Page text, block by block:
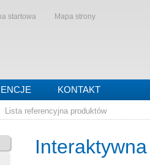
startowa Mapa strony
KONTAKT
Lista referencyjna produktów